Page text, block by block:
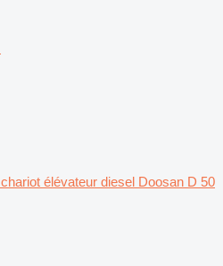
chariot élévateur diesel Doosan D 50